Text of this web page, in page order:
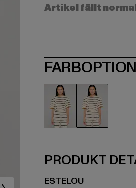
Artikel fällt
PRODUKT
ESTELOU